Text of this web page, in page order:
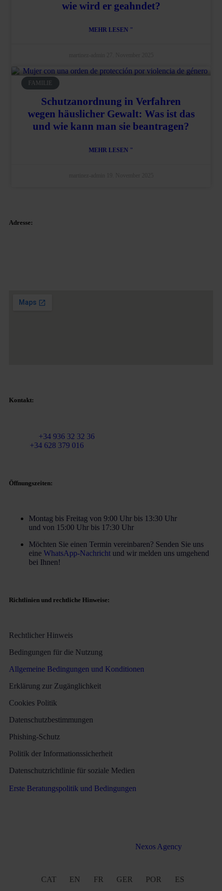
wie wird er geahndet?
MEHR LESEN "
FAMILIE
Schutzanordnung in Verfahren
wegen häuslicher Gewalt: Was ist das
und wie kann man sie beantragen?
MEHR LESEN "
Adresse:
Kontakt:
+34 936 32 32 36
+34 628 379 016
Öffnungszeiten:
Montag bis Freitag von 9:00 Uhr bis 13:30 Uhr
und von 15:00 Uhr bis 17:30 Uhr
Möchten Sie einen Termin vereinbaren? Senden Sie uns
eine WhatsApp-Nachricht und wir melden uns umgehend
bei Ihnen!
Richtlinien und rechtliche Hinweise:
Rechtlicher Hinweis
Bedingungen für die Nutzung
Allgemeine Bedingungen und Konditionen
Erklärung zur Zugänglichkeit
Cookies Politik
Datenschutzbestimmungen
Phishing-Schutz
Politik der Informationssicherheit
Datenschutzrichtlinie für soziale Medien
Erste Beratungspolitik und Bedingungen
Nexos Agency
CAT EN FR GER POR ES